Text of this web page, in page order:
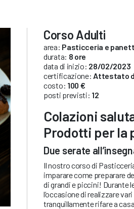
Corso Adulti
area: Pasticceria e
durata: 8 ore
data di inizio: 28/02/2023
certificazione: Attestato
costo: 100 €
posti previsti: 12
Colazioni
Prodotti per la
Due serate
Il nostro corso di
imparare come preparare
di grandi e piccini! Durante
l’occasione di realizzare
tranquillamente rifare a